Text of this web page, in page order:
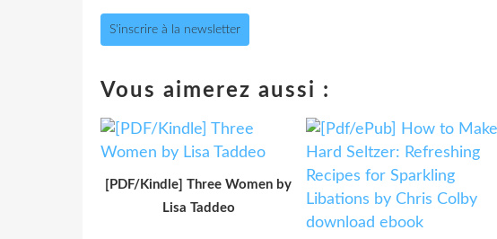
S'inscrire à la newsletter
Vous aimerez aussi :
[PDF/Kindle] Three Women by
Lisa Taddeo